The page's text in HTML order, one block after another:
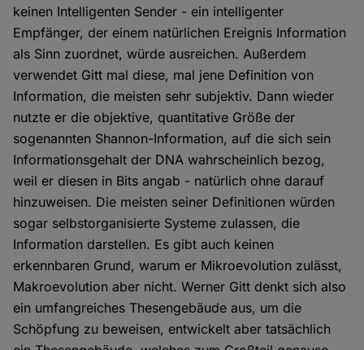
keinen Intelligenten Sender - ein intelligenter
Empfänger, der einem natürlichen Ereignis Information
als Sinn zuordnet, würde ausreichen. Außerdem
verwendet Gitt mal diese, mal jene Definition von
Information, die meisten sehr subjektiv. Dann wieder
nutzte er die objektive, quantitative Größe der
sogenannten Shannon-Information, auf die sich sein
Informationsgehalt der DNA wahrscheinlich bezog,
weil er diesen in Bits angab - natürlich ohne darauf
hinzuweisen. Die meisten seiner Definitionen würden
sogar selbstorganisierte Systeme zulassen, die
Information darstellen. Es gibt auch keinen
erkennbaren Grund, warum er Mikroevolution zulässt,
Makroevolution aber nicht. Werner Gitt denkt sich also
ein umfangreiches Thesengebäude aus, um die
Schöpfung zu beweisen, entwickelt aber tatsächlich